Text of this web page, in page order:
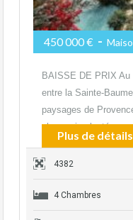
450 000 € -
BAISSE DE PRIX Au
entre la Sainte-
paysages de
charme implanté sur
Plus de détails
4382
4 Chambres